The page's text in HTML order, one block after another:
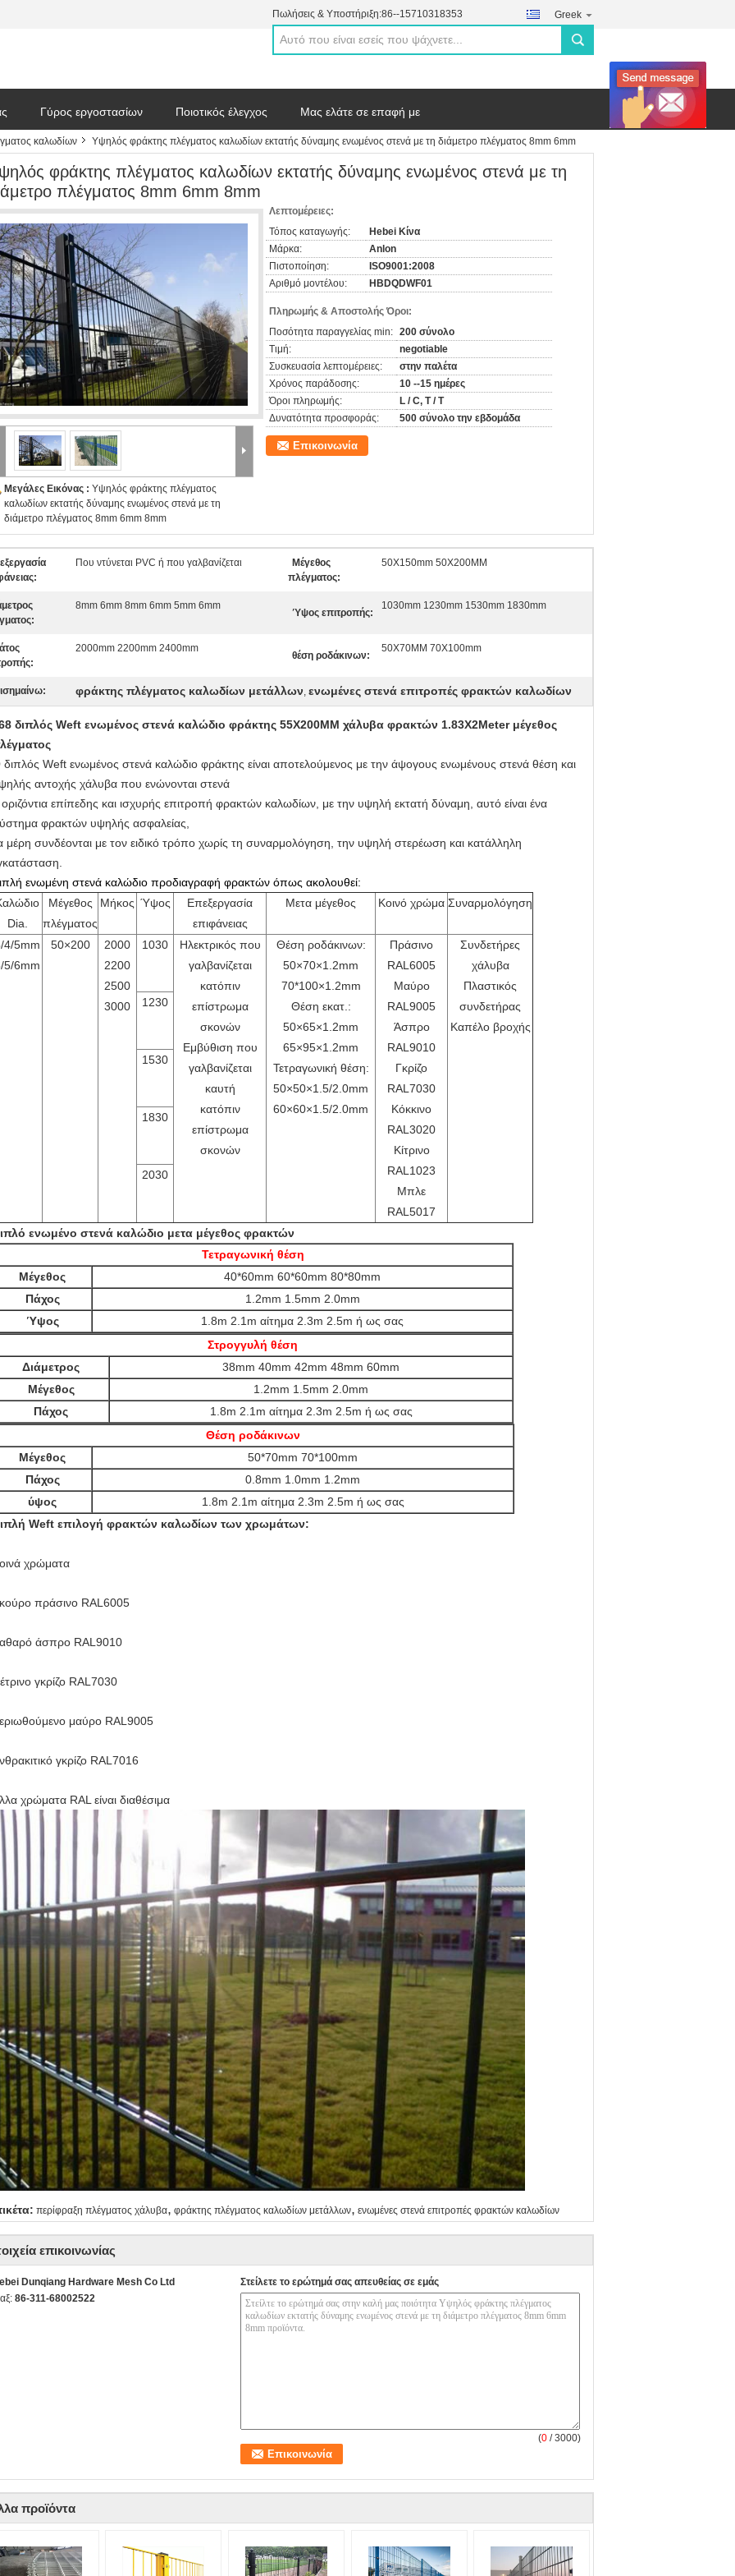
Πωλήσεις & Υποστήριξη:86--15710318353 Greek
search
Γύρος εργοστασίων Ποιοτικός έλεγχος Μας ελάτε σε επαφή με
καλωδίων
Υψηλός φράκτης πλέγματος καλωδίων εκτατής δύναμης ενωμένος στενά με τη διάμετρο πλέγματος 8mm 6mm
φράκτης πλέγματος καλωδίων εκτατής δύναμης ενωμένος στενά με τη
πλέγματος 8mm 6mm 8mm
Μεγάλες Εικόνας : Υψηλός φράκτης πλέγματος
καλωδίων εκτατής δύναμης ενωμένος στενά με τη
διάμετρο πλέγματος 8mm 6mm 8mm
Λεπτομέρειες:
Τόπος καταγωγής:
Hebei Κίνα
Μάρκα:
Anlon
Πιστοποίηση:
ISO9001:2008
Αριθμό μοντέλου:
HBDQDWF01
Πληρωμής & Αποστολής Όροι:
Ποσότητα παραγγελίας min: 200 σύνολο
Τιμή:
negotiable
Συσκευασία λεπτομέρειες:
στην παλέτα
Χρόνος παράδοσης:
10 --15 ημέρες
Όροι πληρωμής:
L / C, T / T
Δυνατότητα προσφοράς:
500 σύνολο την εβδομάδα
Επικοινωνία
Που ντύνεται PVC ή που γαλβανίζεται
Μέγεθος
πλέγματος:
50X150mm 50X200MM
8mm 6mm 8mm 6mm 5mm 6mm
Ύψος επιτροπής:
1030mm 1230mm 1530mm 1830mm
2000mm 2200mm 2400mm
θέση ροδάκινων:
50X70MM 70X100mm
φράκτης πλέγματος καλωδίων μετάλλων, ενωμένες στενά επιτροπές φρακτών καλωδίων
διπλός Weft ενωμένος στενά καλώδιο φράκτης 55X200MM χάλυβα φρακτών 1.83X2Meter μέγεθος
Weft ενωμένος στενά καλώδιο φράκτης είναι αποτελούμενος με την άψογους ενωμένους στενά θέση και
αντοχής χάλυβα που ενώνονται στενά
επίπεδης και ισχυρής επιτροπή φρακτών καλωδίων, με την υψηλή εκτατή δύναμη, αυτό είναι ένα
φρακτών υψηλής ασφαλείας,
μέρη συνδέονται με τον ειδικό τρόπο χωρίς τη συναρμολόγηση, την υψηλή στερέωση και κατάλληλη
ενωμένη στενά καλώδιο προδιαγραφή φρακτών όπως ακολουθεί:
Dia.
Μέγεθος
πλέγματος
Μήκος Ύψος
Επεξεργασία
επιφάνειας
Μετα μέγεθος Κοινό χρώμα Συναρμολόγηση
4/5mm
5/6mm
50×200
2000
2200
2500
3000
1030
Ηλεκτρικός που
γαλβανίζεται
κατόπιν
επίστρωμα
σκονών
Εμβύθιση που
γαλβανίζεται
καυτή
κατόπιν
επίστρωμα
σκονών
Θέση ροδάκινων:
50×70×1.2mm
70*100×1.2mm
Θέση εκατ.:
50×65×1.2mm
65×95×1.2mm
Τετραγωνική θέση:
50×50×1.5/2.0mm
60×60×1.5/2.0mm
Πράσινο
RAL6005
Μαύρο
RAL9005
Άσπρο
RAL9010
Γκρίζο
RAL7030
Κόκκινο
RAL3020
Κίτρινο
RAL1023
Μπλε
RAL5017
Συνδετήρες
χάλυβα
Πλαστικός
συνδετήρας
Καπέλο βροχής
1230
1530
1830
2030
ενωμένο στενά καλώδιο μετα μέγεθος φρακτών
Τετραγωνική θέση
Μέγεθος
40*60mm 60*60mm 80*80mm
Πάχος
1.2mm 1.5mm 2.0mm
Ύψος
1.8m 2.1m αίτημα 2.3m 2.5m ή ως σας
Στρογγυλή θέση
Διάμετρος
38mm 40mm 42mm 48mm 60mm
Μέγεθος
1.2mm 1.5mm 2.0mm
Πάχος
1.8m 2.1m αίτημα 2.3m 2.5m ή ως σας
Θέση ροδάκινων
Μέγεθος
50*70mm 70*100mm
Πάχος
0.8mm 1.0mm 1.2mm
ύψος
1.8m 2.1m αίτημα 2.3m 2.5m ή ως σας
Weft επιλογή φρακτών καλωδίων των χρωμάτων:
χρώματα
πράσινο RAL6005
άσπρο RAL9010
γκρίζο RAL7030
μαύρο RAL9005
γκρίζο RAL7016
χρώματα RAL είναι διαθέσιμα
περίφραξη πλέγματος χάλυβα, φράκτης πλέγματος καλωδίων μετάλλων, ενωμένες στενά επιτροπές φρακτών καλωδίων
επικοινωνίας
Dunqiang Hardware Mesh Co Ltd
86-311-68002522
Στείλετε το ερώτημά σας απευθείας σε εμάς
(0 / 3000)
προϊόντα